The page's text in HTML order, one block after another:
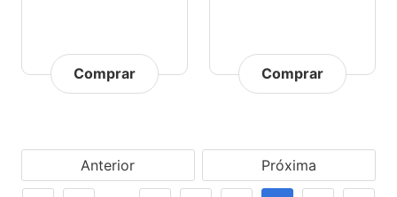
Comprar Comprar
Anterior Próxima